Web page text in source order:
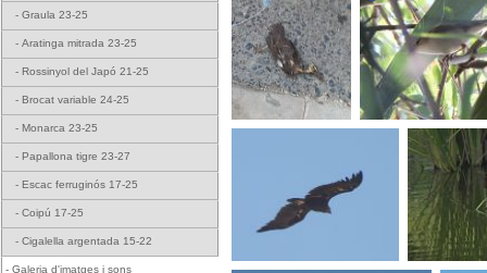
- Graula 23-25
- Aratinga mitrada 23-25
- Rossinyol del Japó 21-25
- Brocat variable 24-25
- Monarca 23-25
- Papallona tigre 23-27
- Escac ferruginós 17-25
- Coipú 17-25
- Cigalella argentada 15-22
- Galeria d'imatges i sons